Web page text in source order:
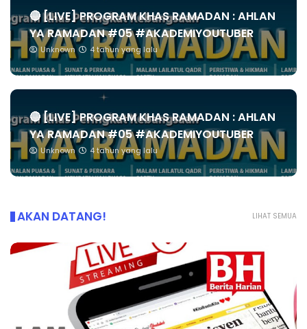
🔴 [LIVE] PROGRAM KHAS RAMADAN : AHLAN
YA RAMADAN #05 #AKADEMIYOUTUBER
Unknown 4 tahun yang lalu
🔴 [LIVE] PROGRAM KHAS RAMADAN : AHLAN
YA RAMADAN #05 #AKADEMIYOUTUBER
Unknown 4 tahun yang lalu
LIHAT SEMUA
AKAN DATANG!